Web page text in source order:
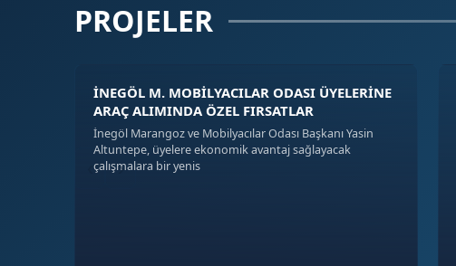
PROJELER
İNEGÖL M. MOBİLYACILAR ODASI ÜYELERİNE
ARAÇ ALIMINDA ÖZEL FIRSATLAR
İnegöl Marangoz ve Mobilyacılar Odası Başkanı Yasin
Altuntepe, üyelere ekonomik avantaj sağlayacak
çalışmalara bir yenis
›